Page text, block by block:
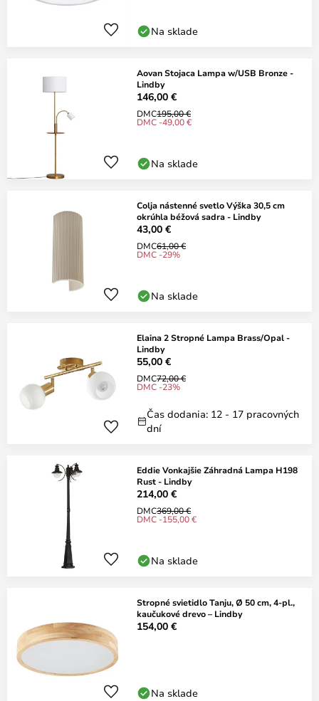
Na sklade
Aovan Stojaca Lampa w/USB Bronze -
Lindby
146,00 €
DMC195,00 €
DMC -49,00 €
Na sklade
Colja nástenné svetlo Výška 30,5 cm
okrúhla béžová sadra - Lindby
43,00 €
DMC61,00 €
DMC -29%
Na sklade
Elaina 2 Stropné Lampa Brass/Opal -
Lindby
55,00 €
DMC72,00 €
DMC -23%
Čas dodania: 12 - 17 pracovných
dní
Eddie Vonkajšie Záhradná Lampa H198
Rust - Lindby
214,00 €
DMC369,00 €
DMC -155,00 €
Na sklade
Stropné svietidlo Tanju, Ø 50 cm, 4-pl.,
kaučukové drevo – Lindby
154,00 €
Na sklade